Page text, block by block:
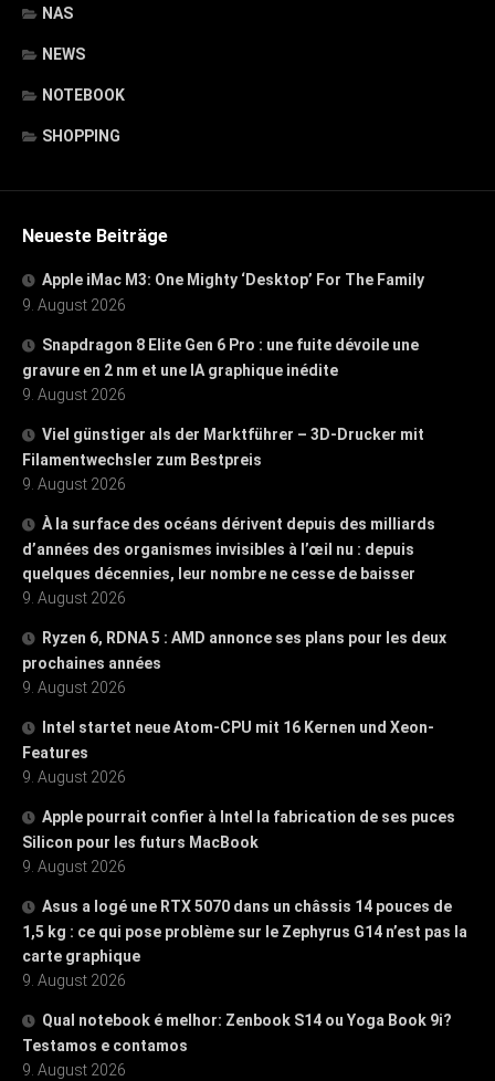
NAS
NEWS
NOTEBOOK
SHOPPING
Neueste Beiträge
Apple iMac M3: One Mighty ‘Desktop’ For The Family
9. August 2026
Snapdragon 8 Elite Gen 6 Pro : une fuite dévoile une
gravure en 2 nm et une IA graphique inédite
9. August 2026
Viel günstiger als der Marktführer – 3D-Drucker mit
Filamentwechsler zum Bestpreis
9. August 2026
À la surface des océans dérivent depuis des milliards
d’années des organismes invisibles à l’œil nu : depuis
quelques décennies, leur nombre ne cesse de baisser
9. August 2026
Ryzen 6, RDNA 5 : AMD annonce ses plans pour les deux
prochaines années
9. August 2026
Intel startet neue Atom-CPU mit 16 Kernen und Xeon-
Features
9. August 2026
Apple pourrait confier à Intel la fabrication de ses puces
Silicon pour les futurs MacBook
9. August 2026
Asus a logé une RTX 5070 dans un châssis 14 pouces de
1,5 kg : ce qui pose problème sur le Zephyrus G14 n’est pas la
carte graphique
9. August 2026
Qual notebook é melhor: Zenbook S14 ou Yoga Book 9i?
Testamos e contamos
9. August 2026